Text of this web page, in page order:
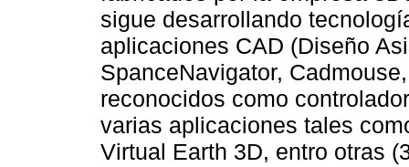
sigue desarrollando
aplicaciones CAD (Diseño
SpanceNavigator,
reconocidos como
varias aplicaciones tales
Virtual Earth 3D, entro otras